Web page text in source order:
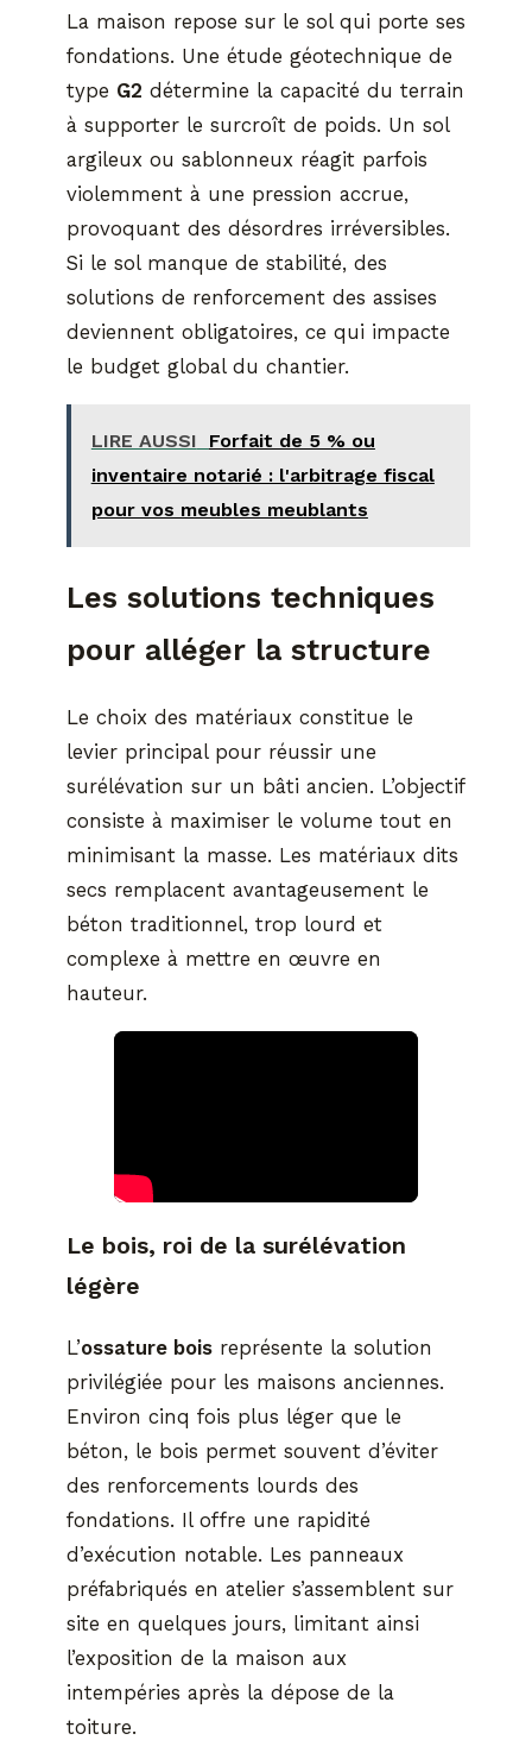
La maison repose sur le sol qui porte ses
fondations. Une étude géotechnique de
type G2 détermine la capacité du terrain
à supporter le surcroît de poids. Un sol
argileux ou sablonneux réagit parfois
violemment à une pression accrue,
provoquant des désordres irréversibles.
Si le sol manque de stabilité, des
solutions de renforcement des assises
deviennent obligatoires, ce qui impacte
le budget global du chantier.
LIRE AUSSI
Forfait de 5 % ou
inventaire notarié : l'arbitrage fiscal
pour vos meubles meublants
Les solutions techniques
pour alléger la structure
Le choix des matériaux constitue le
levier principal pour réussir une
surélévation sur un bâti ancien. L’objectif
consiste à maximiser le volume tout en
minimisant la masse. Les matériaux dits
secs remplacent avantageusement le
béton traditionnel, trop lourd et
complexe à mettre en œuvre en
hauteur.
Le bois, roi de la surélévation
légère
L’ossature bois représente la solution
privilégiée pour les maisons anciennes.
Environ cinq fois plus léger que le
béton, le bois permet souvent d’éviter
des renforcements lourds des
fondations. Il offre une rapidité
d’exécution notable. Les panneaux
préfabriqués en atelier s’assemblent sur
site en quelques jours, limitant ainsi
l’exposition de la maison aux
intempéries après la dépose de la
toiture.